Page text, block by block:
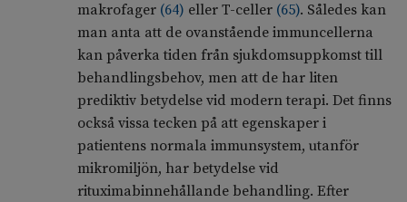
makrofager (64) eller T-celler (65). Således kan
man anta att de ovanstående immuncellerna
kan påverka tiden från sjukdomsuppkomst till
behandlingsbehov, men att de har liten
prediktiv betydelse vid modern terapi. Det finns
också vissa tecken på att egenskaper i
patientens normala immunsystem, utanför
mikromiljön, har betydelse vid
rituximabinnehållande behandling. Efter